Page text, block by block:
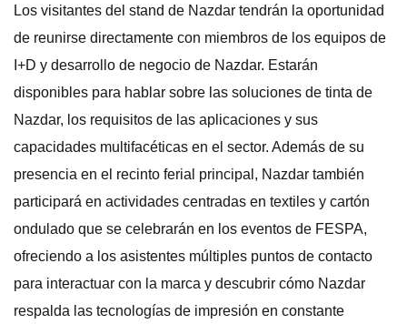
Los visitantes del stand de Nazdar tendrán la oportunidad
de reunirse directamente con miembros de los equipos de
I+D y desarrollo de negocio de Nazdar. Estarán
disponibles para hablar sobre las soluciones de tinta de
Nazdar, los requisitos de las aplicaciones y sus
capacidades multifacéticas en el sector. Además de su
presencia en el recinto ferial principal, Nazdar también
participará en actividades centradas en textiles y cartón
ondulado que se celebrarán en los eventos de FESPA,
ofreciendo a los asistentes múltiples puntos de contacto
para interactuar con la marca y descubrir cómo Nazdar
respalda las tecnologías de impresión en constante